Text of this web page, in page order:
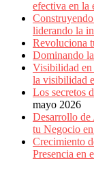
efectiva en la
liderando la
Revoluciona
Dominando
Visibilidad en
la visibilidad
Los secretos
mayo 2026
Desarrollo
tu Negocio
Crecimiento
Presencia en